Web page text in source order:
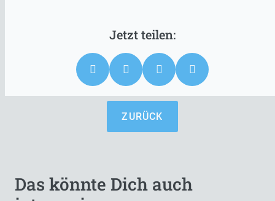
ZURÜCK
Das könnte Dich auch